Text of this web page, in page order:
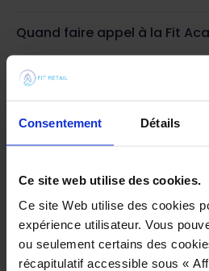
Consentement Détails
Ce site web utilise des cookies.
Ce site Web utilise des cookies
expérience utilisateur. Vous
ou seulement certains des
récapitulatif accessible sous «
Quand faire appel à la Fit